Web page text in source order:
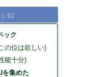
ック
の位は欲しい)
能十分)
を集めた